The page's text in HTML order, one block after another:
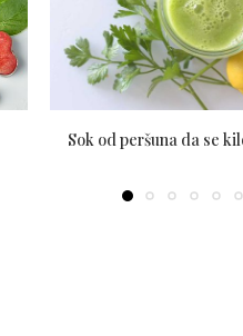
Sok od peršuna da se